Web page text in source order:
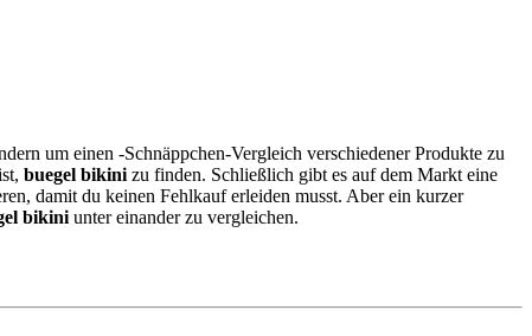
um einen -Schnäppchen-Vergleich verschiedener Produkte zu
buegel bikini zu finden. Schließlich gibt es auf dem Markt eine
damit du keinen Fehlkauf erleiden musst. Aber ein kurzer
bikini unter einander zu vergleichen.